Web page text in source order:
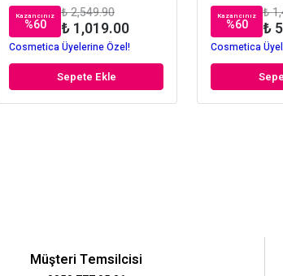
Kazancınız
%60
₺ 2,549.90
₺ 1,019.00
Cosmetica Üyelerine Özel!
Sepete Ekle
Kazancınız
%60
₺
₺
Cosmetica
Müşteri Temsilcisi